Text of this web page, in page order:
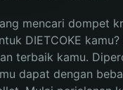
mencari dompet
DIETCOKE
terbaik kamu.
dapat dengan